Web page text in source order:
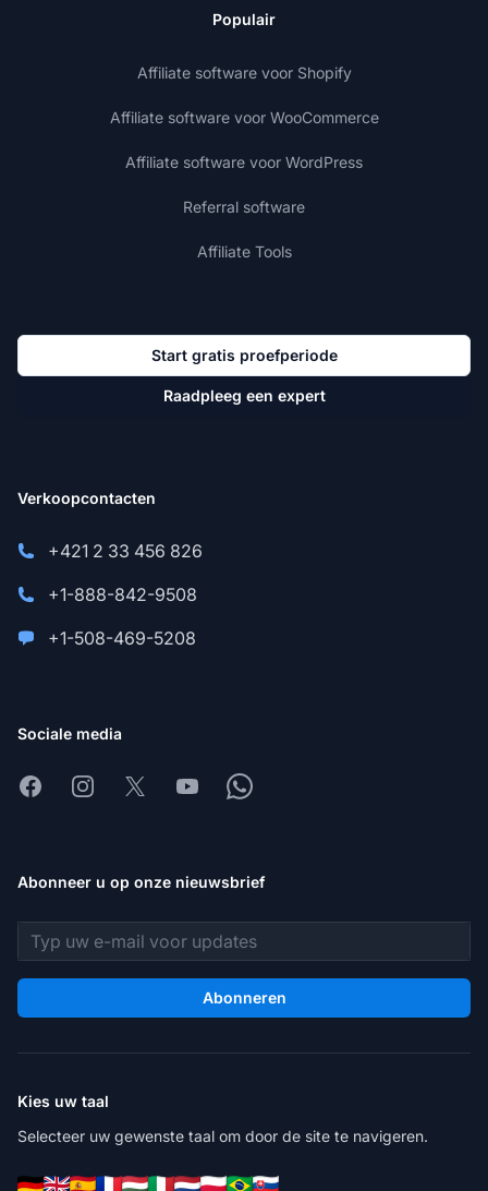
Populair
Affiliate software voor Shopify
Affiliate software voor WooCommerce
Affiliate software voor WordPress
Referral software
Affiliate Tools
Start gratis proefperiode
Raadpleeg een expert
Verkoopcontacten
+421 2 33 456 826
+1-888-842-9508
+1-508-469-5208
Sociale media
FacebookInstagram
X YoutubeWhatsapp
Abonneer u op onze nieuwsbrief
E-mailadres
Abonneren
Kies uw taal
Selecteer uw gewenste taal om door de site te navigeren.